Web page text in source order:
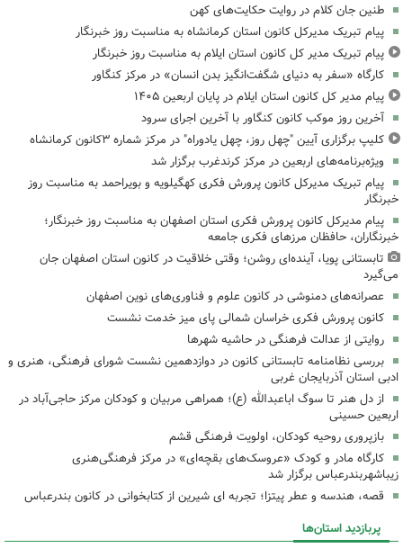
طنین جان کلام در روایت حکایت‌های کهن
پیام تبریک مدیرکل کانون استان کرمانشاه به مناسبت روز خبرنگار
پیام تبریک مدیر کل کانون استان ایلام به مناسبت روز خبرنگار
کارگاه «سفر به دنیای شگفت‌انگیز بدن انسان» در مرکز کنگاور
پیام مدیر کل کانون استان ایلام در پایان اربعین ۱۴۰۵
آخرین روز موکب کانون کنگاور با آخرین اجرای سرود
کلیپ برگزاری آیین "چهل روز، چهل یادوراه" در مرکز شماره ۳کانون کرمانشاه
ویژه‌برنامه‌های اربعین در مرکز کرندغرب برگزار شد
پیام تبریک مدیرکل کانون پرورش فکری کهگیلویه و بویراحمد به مناسبت روز
خبرنگار
پیام مدیرکل کانون پرورش فکری استان اصفهان به مناسبت روز خبرنگار؛
خبرنگاران، حافظان مرزهای فکری جامعه
تابستانی پویا، آینده‌ای روشن؛ وقتی خلاقیت در کانون استان اصفهان جان
می‌گیرد
عصرانه‌های دمنوشی در کانون علوم و فناوری‌های نوین اصفهان
کانون پرورش فکری خراسان شمالی پای میز خدمت نشست
روایتی از عدالت فرهنگی در حاشیه شهرها
بررسی نظامنامه تابستانی کانون در دوازدهمین نشست شورای فرهنگی، هنری و
ادبی استان آذربایجان غربی
از دل هنر تا سوگ اباعبدالله (ع)؛ همراهی مربیان و کودکان مرکز حاجی‌آباد در
اربعین حسینی
بازپروری روحیه کودکان، اولویت فرهنگی قشم
کارگاه مادر و کودک «عروسک‌های بقچه‌ای» در مرکز فرهنگی‌هنری
زیباشهربندرعباس برگزار شد
قصه، هندسه و عطر پیتزا؛ تجربه ای شیرین از کتابخوانی در کانون بندرعباس
پربازدید استان‌ها